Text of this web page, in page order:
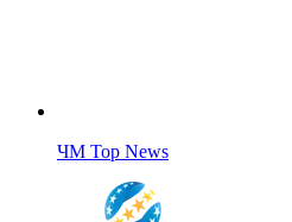
ЧМ Top News